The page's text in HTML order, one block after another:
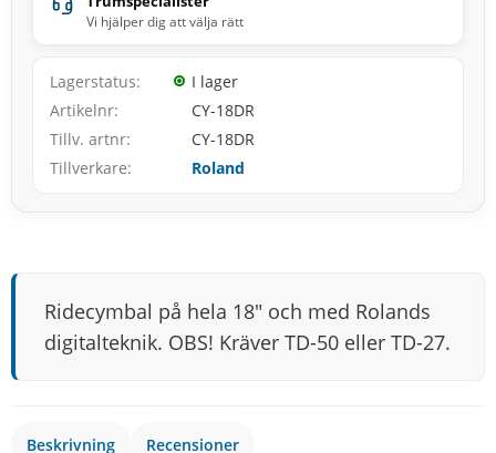
Vi hjälper dig att välja rätt
Lagerstatus
I lager
Artikelnr
CY-18DR
Tillv. artnr
CY-18DR
Tillverkare
Roland
Ridecymbal på hela 18" och med Rolands
digitalteknik. OBS! Kräver TD-50 eller TD-27.
Beskrivning Recensioner